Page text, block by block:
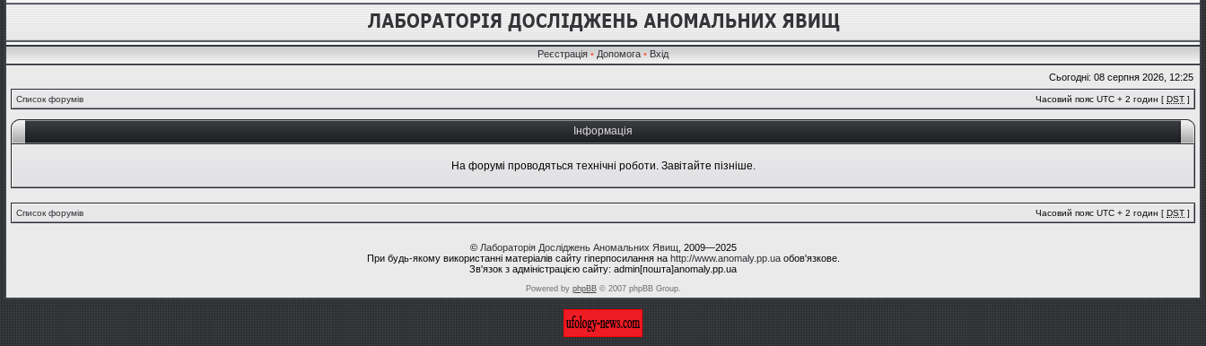
Реєстрація • Допомога • Вхід
Сьогодні: 08 серпня 2026, 12:25
Список форумів Часовий пояс UTC + 2 годин [ DST ]
Інформація
На форумі проводяться технічні роботи. Завітайте пізніше.
Список форумів Часовий пояс UTC + 2 годин [ DST ]
© Лабораторія Досліджень Аномальних Явищ , 2009—2025
При будь-якому використанні матеріалів сайту гіперпосилання на http://www.anomaly.pp.uaобов'язкове.
Зв'язок з адміністрацією сайту: admin[пошта]anomaly.pp.ua
Powered by phpBB© 2007 phpBB Group.